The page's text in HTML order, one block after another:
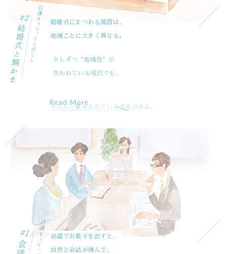
結婚式にまつわる風習は、
地域ごとに大きく異なる。
会議でお菓子を出すと、
自然と会話が弾んで、